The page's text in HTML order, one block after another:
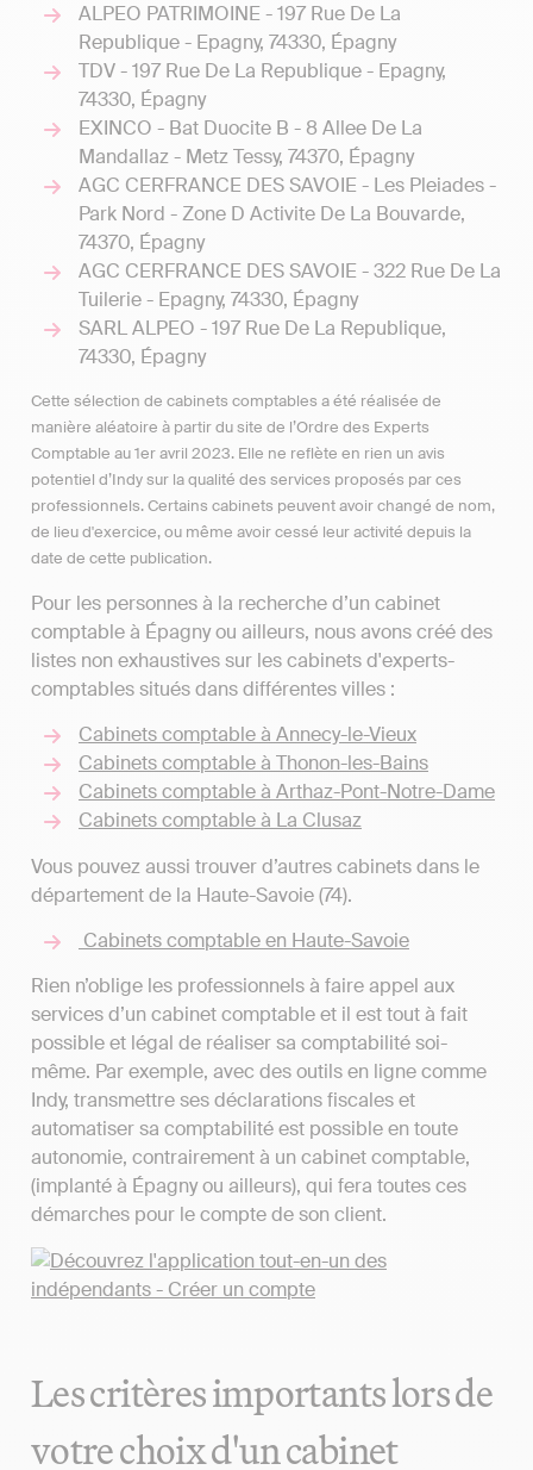
ALPEO PATRIMOINE - 197 Rue De La
Republique - Epagny, 74330, Épagny
TDV - 197 Rue De La Republique - Epagny,
74330, Épagny
EXINCO - Bat Duocite B - 8 Allee De La
Mandallaz - Metz Tessy, 74370, Épagny
AGC CERFRANCE DES SAVOIE - Les Pleiades -
Park Nord - Zone D Activite De La Bouvarde,
74370, Épagny
AGC CERFRANCE DES SAVOIE - 322 Rue De La
Tuilerie - Epagny, 74330, Épagny
SARL ALPEO - 197 Rue De La Republique,
74330, Épagny
Cette sélection de cabinets comptables a été réalisée de
manière aléatoire à partir du site de l’Ordre des Experts
Comptable au 1er avril 2023. Elle ne reflète en rien un avis
potentiel d’Indy sur la qualité des services proposés par ces
professionnels. Certains cabinets peuvent avoir changé de nom,
de lieu d'exercice, ou même avoir cessé leur activité depuis la
date de cette publication.
Pour les personnes à la recherche d’un cabinet
comptable à Épagny ou ailleurs, nous avons créé des
listes non exhaustives sur les cabinets d'experts-
comptables situés dans différentes villes :
Cabinets comptable à Annecy-le-Vieux
Cabinets comptable à Thonon-les-Bains
Cabinets comptable à Arthaz-Pont-Notre-Dame
Cabinets comptable à La Clusaz
Vous pouvez aussi trouver d’autres cabinets dans le
département de la Haute-Savoie (74).
Cabinets comptable en Haute-Savoie
Rien n’oblige les professionnels à faire appel aux
services d’un cabinet comptable et il est tout à fait
possible et légal de réaliser sa comptabilité soi-
même. Par exemple, avec des outils en ligne comme
Indy, transmettre ses déclarations fiscales et
automatiser sa comptabilité est possible en toute
autonomie, contrairement à un cabinet comptable,
(implanté à Épagny ou ailleurs), qui fera toutes ces
démarches pour le compte de son client.
Les critères importants lors de
votre choix d'un cabinet